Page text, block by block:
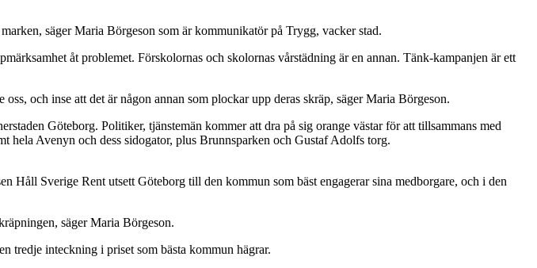
säger Maria Börgeson som är kommunikatör på Trygg, vacker stad.
åt problemet. Förskolornas och skolornas vårstädning är en annan. Tänk-kampanjen är ett
och inse att det är någon annan som plockar upp deras skräp, säger Maria Börgeson.
Göteborg. Politiker, tjänstemän kommer att dra på sig orange västar för att tillsammans med
hela Avenyn och dess sidogator, plus Brunnsparken och Gustaf Adolfs torg.
Håll Sverige Rent utsett Göteborg till den kommun som bäst engagerar sina medborgare, och i den
säger Maria Börgeson.
tredje inteckning i priset som bästa kommun hägrar.